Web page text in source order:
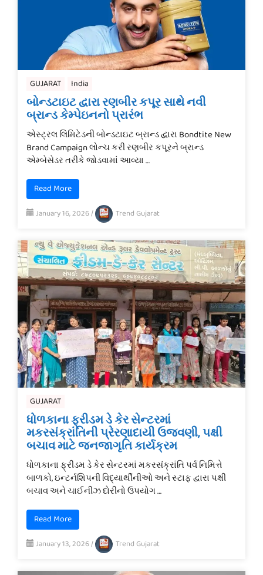
GUJARAT India
બોન્ડટાઇટ દ્વારા રણબીર કપૂર સાથે નવી
બ્રાન્ડ કેમ્પેઇનનો પ્રારંભ
એસ્ટ્રલ લિમિટેડની બોન્ડટાઇટ બ્રાન્ડ દ્વારા Bondtite New
Brand Campaign લોન્ચ કરી રણબીર કપૂરને બ્રાન્ડ
એમ્બેસેડર તરીકે જોડવામાં આવ્યા …
Read More
January 16, 2026/ Trend Gujarat
GUJARAT
ધોળકાના ફ્રીડમ ડે કેર સેન્ટરમાં
મકરસંક્રાંતિની પ્રેરણાદાયી ઉજવણી, પક્ષી
બચાવ માટે જનજાગૃતિ કાર્યક્રમ
ધોળકાના ફ્રીડમ ડે કેર સેન્ટરમાં મકરસંક્રાંતિ પર્વ નિમિત્તે
બાળકો, ઇન્ટર્નશિપની વિદ્યાર્થીનીઓ અને સ્ટાફ દ્વારા પક્ષી
બચાવ અને ચાઈનીઝ દોરીનો ઉપયોગ …
Read More
January 13, 2026/ Trend Gujarat